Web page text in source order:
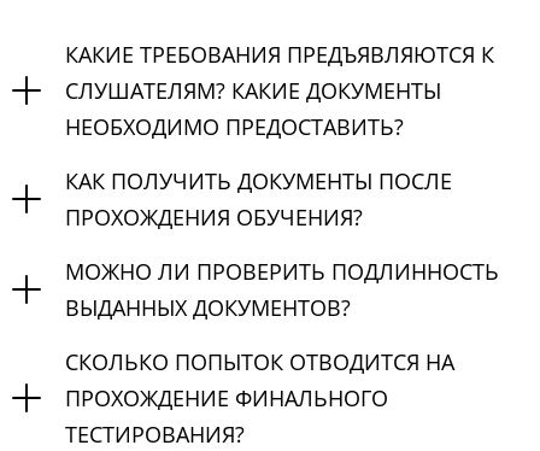
КАКИЕ ТРЕБОВАНИЯ ПРЕДЪЯВЛЯЮТСЯ К
СЛУШАТЕЛЯМ? КАКИЕ ДОКУМЕНТЫ
НЕОБХОДИМО ПРЕДОСТАВИТЬ?
КАК ПОЛУЧИТЬ ДОКУМЕНТЫ ПОСЛЕ
ПРОХОЖДЕНИЯ ОБУЧЕНИЯ?
МОЖНО ЛИ ПРОВЕРИТЬ ПОДЛИННОСТЬ
ВЫДАННЫХ ДОКУМЕНТОВ?
СКОЛЬКО ПОПЫТОК ОТВОДИТСЯ НА
ПРОХОЖДЕНИЕ ФИНАЛЬНОГО
ТЕСТИРОВАНИЯ?